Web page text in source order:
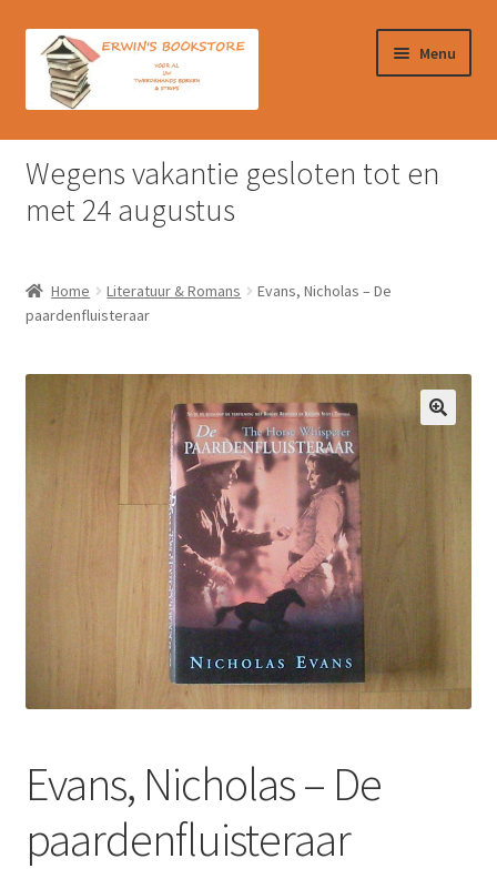
door
naar
naar
Menu
Home
Afrekenen
Contact
Verzendkosten & Ophalen boeken
Winkelmand
Wegens vakantie gesloten tot en
met 24 augustus
Home Literatuur & Romans
Evans, Nicholas – De
paardenfluisteraar
Evans, Nicholas – De
paardenfluisteraar